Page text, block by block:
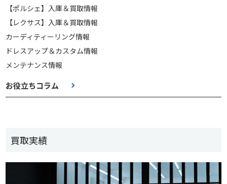
【ポルシェ】入庫＆買取情報
【レクサス】入庫＆買取情報
カーディティーリング情報
ドレスアップ＆カスタム情報
メンテナンス情報
お役立ちコラム
買取実績